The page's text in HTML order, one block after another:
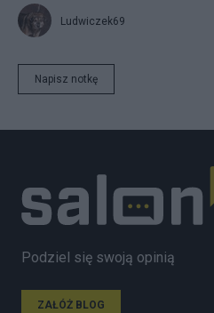
Ludwiczek69
Napisz notkę
Podziel się swoją opinią
ZAŁÓŻ BLOG